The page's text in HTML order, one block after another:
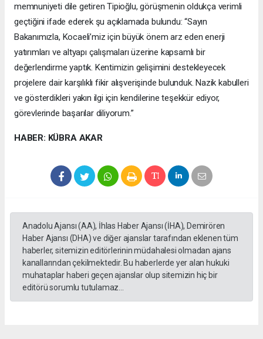
memnuniyeti dile getiren Tipioğlu, görüşmenin oldukça verimli
geçtiğini ifade ederek şu açıklamada bulundu: “Sayın
Bakanımızla, Kocaeli’miz için büyük önem arz eden enerji
yatırımları ve altyapı çalışmaları üzerine kapsamlı bir
değerlendirme yaptık. Kentimizin gelişimini destekleyecek
projelere dair karşılıklı fikir alışverişinde bulunduk. Nazik kabulleri
ve gösterdikleri yakın ilgi için kendilerine teşekkür ediyor,
görevlerinde başarılar diliyorum.”
HABER: KÜBRA AKAR
Anadolu Ajansı (AA), İhlas Haber Ajansı (İHA), Demirören
Haber Ajansı (DHA) ve diğer ajanslar tarafından eklenen tüm
haberler, sitemizin editörlerinin müdahalesi olmadan ajans
kanallarından çekilmektedir. Bu haberlerde yer alan hukuki
muhataplar haberi geçen ajanslar olup sitemizin hiç bir
editörü sorumlu tutulamaz...